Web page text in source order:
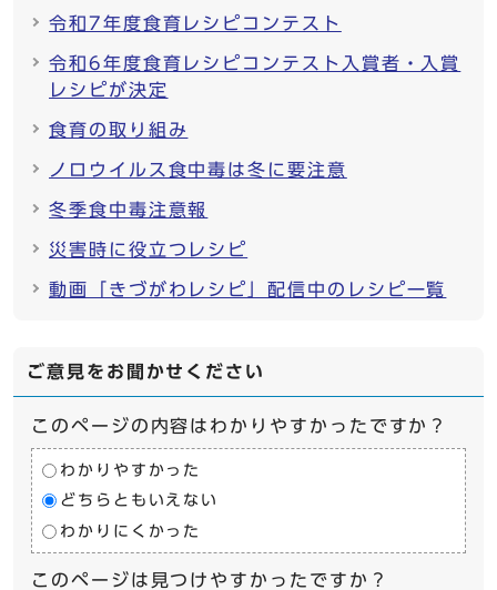
令和7年度食育レシピコンテスト
令和6年度食育レシピコンテスト入賞者・入賞
レシピが決定
食育の取り組み
ノロウイルス食中毒は冬に要注意
冬季食中毒注意報
災害時に役立つレシピ
動画「きづがわレシピ」配信中のレシピ一覧
ご意見をお聞かせください
このページの内容はわかりやすかったですか？
わかりやすかった
どちらともいえない
わかりにくかった
このページは見つけやすかったですか？